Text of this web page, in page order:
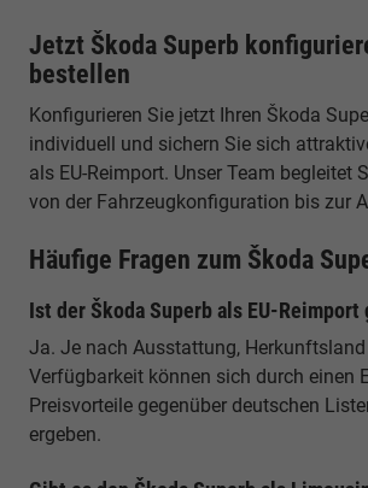
Jetzt Škoda Superb
bestellen
Konfigurieren Sie jetzt Ihren Škoda
individuell und sichern Sie sich
als EU-Reimport. Unser Team begleitet
von der Fahrzeugkonfiguration bis zur
Häufige Fragen zum Škoda
Ist der Škoda Superb als EU-
Ja. Je nach Ausstattung,
Verfügbarkeit können sich durch einen
Preisvorteile gegenüber deutschen
ergeben.